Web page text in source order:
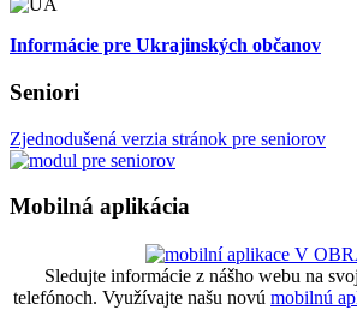
Informácie pre Ukrajinských občanov
Seniori
Zjednodušená verzia stránok pre seniorov
Mobilná aplikácia
Sledujte informácie z nášho webu na
telefónoch. Využívajte našu novú mobilnú